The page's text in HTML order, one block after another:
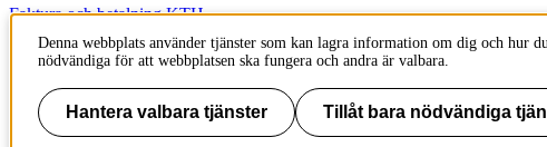
Faktura och betalning KTH
Om KTH:s webbplatser
Tillgänglighetsredogörelse
Denna webbplats använder tjänster som kan lagra information om dig och hur
nödvändiga för att webbplatsen ska fungera och andra är valbara.
Hantera valbara tjänster Tillåt bara nödvändiga